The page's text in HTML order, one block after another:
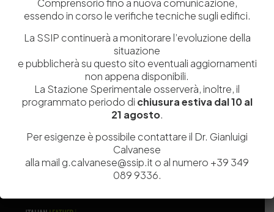
Salva il mio nome, email e sito web in questo browser per la
prossima volta che commento.
Post Comment
Comprensorio fino a nuova comunicazione,
essendo in corso le verifiche tecniche sugli edifici.
La SSIP continuerà a monitorare l’evoluzione della
situazione
e pubblicherà su questo sito eventuali aggiornamenti
non appena disponibili.
La Stazione Sperimentale osserverà, inoltre, il
programmato periodo di chiusura estiva dal 10 al
21 agosto.
Per esigenze è possibile contattare il Dr. Gianluigi
Calvanese
alla mail g.calvanese@ssip.it o al numero +39 349
089 9336.